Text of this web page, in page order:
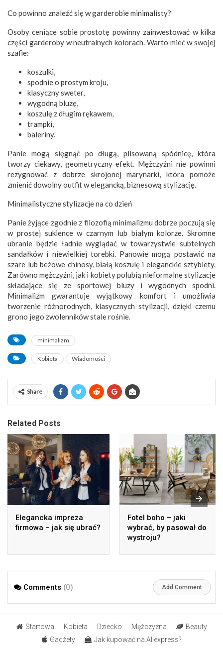
Co powinno znaleźć się w garderobie minimalisty?
Osoby ceniące sobie prostotę powinny zainwestować w kilka
części garderoby w neutralnych kolorach. Warto mieć w swojej
szafie:
koszulki,
spodnie o prostym kroju,
klasyczny sweter,
wygodną bluzę,
koszulę z długim rękawem,
trampki,
baleriny.
Panie mogą sięgnąć po długą, plisowaną spódnicę, która
tworzy ciekawy, geometryczny efekt. Mężczyźni nie powinni
rezygnować z dobrze skrojonej marynarki, która pomoże
zmienić dowolny outfit w elegancką, biznesową stylizację.
Minimalistyczne stylizacje na co dzień
Panie żyjące zgodnie z filozofią minimalizmu dobrze poczują się
w prostej sukience w czarnym lub białym kolorze. Skromne
ubranie będzie ładnie wyglądać w towarzystwie subtelnych
sandałków i niewielkiej torebki. Panowie mogą postawić na
szare lub beżowe chinosy, białą koszulę i eleganckie sztyblety.
Zarówno mężczyźni, jak i kobiety polubią nieformalne stylizacje
składające się ze sportowej bluzy i wygodnych spodni.
Minimalizm gwarantuje wyjątkowy komfort i umożliwia
tworzenie różnorodnych, klasycznych stylizacji, dzięki czemu
grono jego zwolenników stale rośnie.
minimalizm
Kobieta Wiadomości
Share
Related Posts
Elegancka impreza
firmowa – jak się ubrać?
Fotel boho – jaki
wybrać, by pasował do
wystroju?
Comments (0) Add Comment
Startowa Kobieta Dziecko Mężczyzna
Beauty
Gadżety
Jak kupować na Aliexpress?